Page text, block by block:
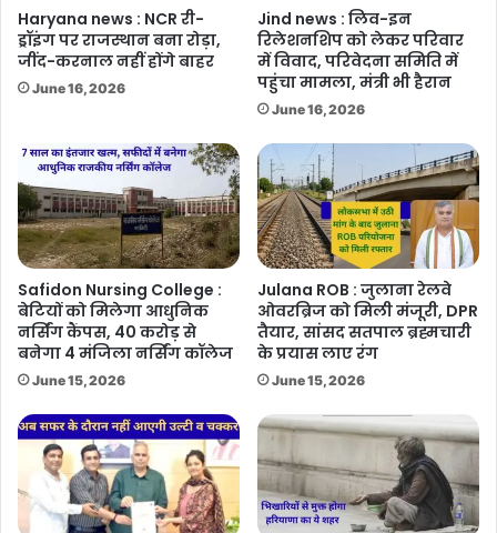
Haryana news : NCR री-
ड्रॉइंग पर राजस्थान बना रोड़ा,
जींद-करनाल नहीं होंगे बाहर
June 16, 2026
Jind news : लिव-इन
रिलेशनशिप को लेकर परिवार
में विवाद, परिवेदना समिति में
पहुंचा मामला, मंत्री भी हैरान
June 16, 2026
Safidon Nursing College :
बेटियों को मिलेगा आधुनिक
नर्सिंग कैंपस, 40 करोड़ से
बनेगा 4 मंजिला नर्सिंग कॉलेज
June 15, 2026
Julana ROB : जुलाना रेलवे
ओवरब्रिज को मिली मंजूरी, DPR
तैयार, सांसद सतपाल ब्रह्मचारी
के प्रयास लाए रंग
June 15, 2026